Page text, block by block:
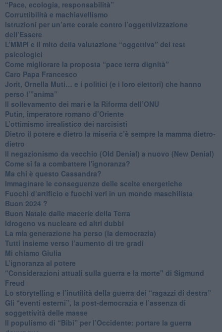
“Pace, ecologia, responsabilità”
​Corruttibilità e machiavellismo
Istruzioni per un’arte corale contro l’oggettivizzazione
dell’Essere
​L’MMPI e il mito della valutazione “oggettiva” dei test
psicologici
Come migliorare la proposta “pace terra dignità”
Caro Papa Francesco
​Jorit, Ornella Muti… e i politici (e i loro elettori) che hanno
perso l’”anima”
​Il sollevamento dei mari e la Riforma dell’ONU
Putin, imperatore romano d’Oriente
​L’ottimismo irrealistico dei narcisisti
​Dietro il potere e dietro la miseria c’è sempre la mamma dietro-
dietro
Il negazionismo da vecchio (Old Denial) a nuovo (New Denial)
Come si fa a combattere l'ignoranza?
Ma chi è questo Cassandra?
Immaginare le conseguenze delle scelte energetiche
​Fuochi d’artificio e fuochi veri in un mondo maschilista
Buon 2024 ?
​Buon Natale dalle macerie della Terra
​Idrogeno vs nucleare ed altri dubbi
​La mia generazione ha perso (la democrazia)
​Tutti insieme verso l’aumento di tre gradi
Mi chiamo Giulia
L’ignoranza al potere
​“Considerazioni attuali sulla guerra e la morte" di Sigmund
Freud
​Lo storytelling e l’inutilità della guerra dei “ragazzi di destra”
​Gli “eventi esterni”, la post-democrazia e l’assenza di
soggettività delle masse
​Il populismo di “Bibi” per l’Occidente: portare la guerra